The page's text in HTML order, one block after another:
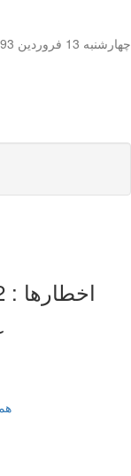
چهار‌شنبه 13 فروردین 1393 - 07:40